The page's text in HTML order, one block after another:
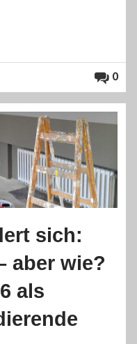
0
sich:
aber wie?
als